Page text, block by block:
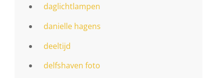
daglichtlampen
danielle hagens
deeltijd
delfshaven foto